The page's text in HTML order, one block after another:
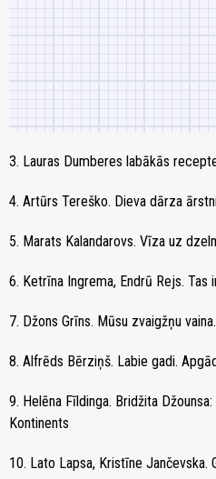
3. Lauras Dumberes labākās
4. Artūrs Tereško. Dieva dārza
5. Marats Kalandarovs. Vīza uz
6. Ketrīna Ingrema, Endrū Rejs. Tas
7. Džons Grīns. Mūsu zvaigžņu
8. Alfrēds Bērziņš. Labie gadi.
9. Helēna Fīldinga. Bridžita
Kontinents
10. Lato Lapsa, Kristīne Jančevska.